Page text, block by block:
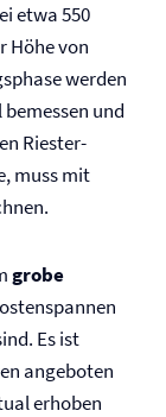
etwa 550
Höhe von
werden
und
Riester-
muss mit
grobe
Es ist
angeboten
erhoben